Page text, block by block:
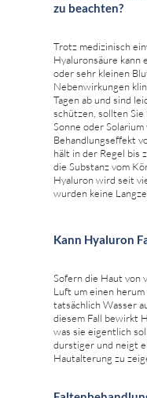
zu beachten?
Trotz medizinisch
Hyaluronsäure kann
oder sehr kleinen
Nebenwirkungen
Tagen ab und sind
schützen, sollten Sie
Sonne oder
Behandlungseffekt
hält in der Regel bis
die Substanz vom
Hyaluron wird seit
wurden keine
Kann Hyaluron
Sofern die Haut von
Luft um einen
tatsächlich Wasser
diesem Fall bewirkt
was sie eigentlich
durstiger und neigt
Hautalterung zu